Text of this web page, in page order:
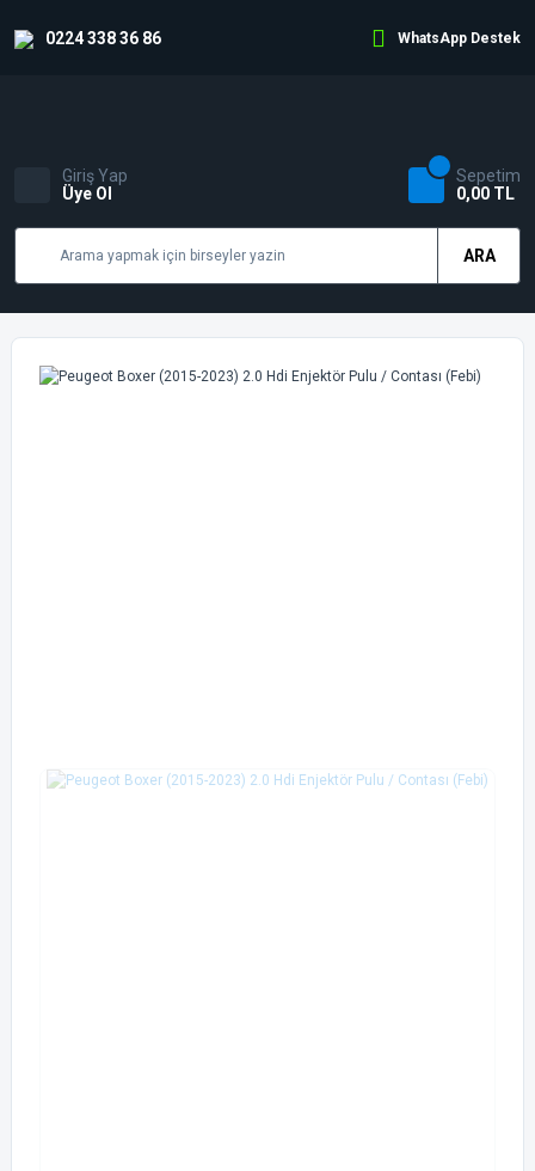
0224 338 36 86 WhatsApp Destek
ARA
Giriş Yap
Üye Ol
Sepetim
0,00 TL